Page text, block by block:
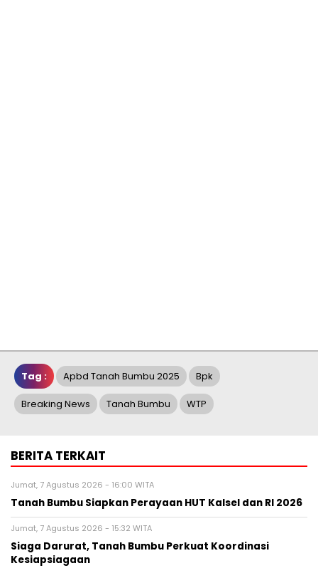
Tag : Apbd Tanah Bumbu 2025 Bpk
Breaking News Tanah Bumbu WTP
BERITA TERKAIT
Jumat, 7 Agustus 2026 - 16:00 WITA
Tanah Bumbu Siapkan Perayaan HUT Kalsel dan RI 2026
Jumat, 7 Agustus 2026 - 15:32 WITA
Siaga Darurat, Tanah Bumbu Perkuat Koordinasi
Kesiapsiagaan